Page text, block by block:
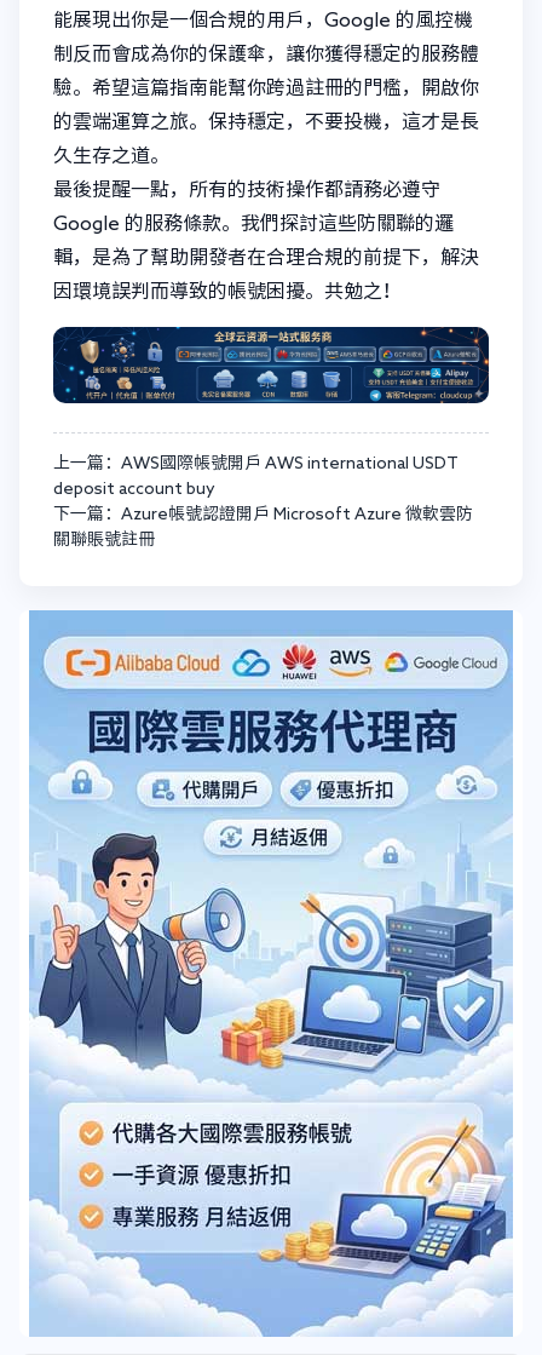
能展現出你是一個合規的用戶，Google 的風控機
制反而會成為你的保護傘，讓你獲得穩定的服務體
驗。希望這篇指南能幫你跨過註冊的門檻，開啟你
的雲端運算之旅。保持穩定，不要投機，這才是長
久生存之道。
最後提醒一點，所有的技術操作都請務必遵守
Google 的服務條款。我們探討這些防關聯的邏
輯，是為了幫助開發者在合理合規的前提下，解決
因環境誤判而導致的帳號困擾。共勉之！
上一篇：AWS國際帳號開戶 AWS international USDT
deposit account buy
下一篇：Azure帳號認證開戶 Microsoft Azure 微軟雲防
關聯賬號註冊